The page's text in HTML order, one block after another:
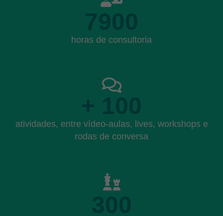
horas de consultoria
7900
atividades, entre vídeo-aulas, lives, workshops e
rodas de conversa
+ 100
300